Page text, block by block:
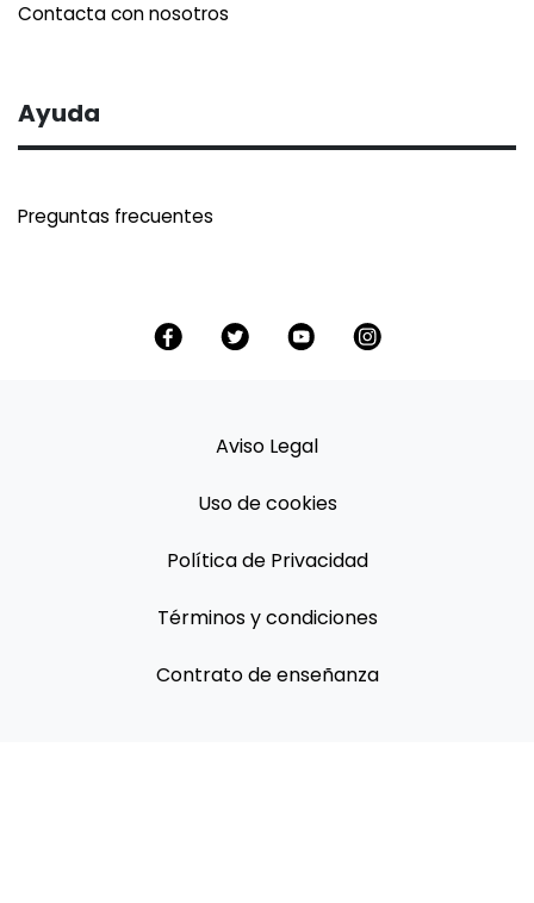
Contacta con nosotros
Ayuda
Preguntas frecuentes
Aviso Legal
Uso de cookies
Política de Privacidad
Términos y condiciones
Contrato de enseñanza